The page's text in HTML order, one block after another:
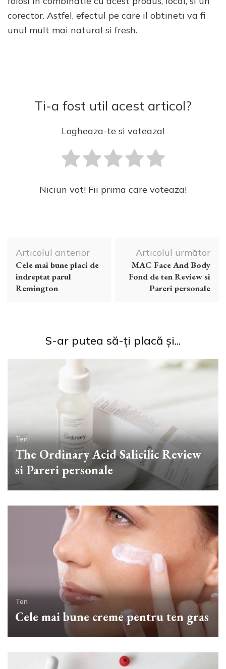
corector. Astfel, efectul pe care il obtineti va fi
unul mult mai natural si fresh.
Ti-a fost util acest articol?
Logheaza-te si voteaza!
Niciun vot! Fii prima care voteaza!
în
articole
Articolul anterior
Cele mai bune placi de
indreptat parul
Remington
Articolul următor
MAC Face And Body
Fond de ten Review si
Pareri personale
S-ar putea să-ți placă și...
Ten
The Ordinary Acid Salicilic Review
si Pareri personale
Ten
Cele mai bune creme pentru ten gras